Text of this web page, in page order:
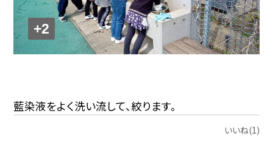
+2
藍染液をよく洗い流して、絞ります。
いいね(1)